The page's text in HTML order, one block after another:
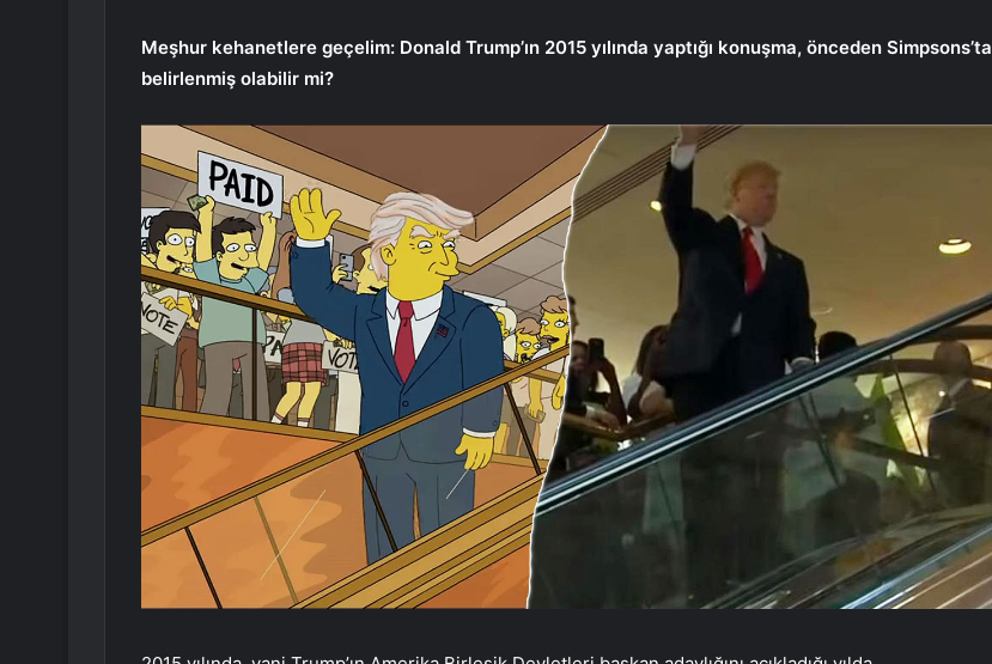
Meşhur kehanetlere geçelim: Donald Trump’ın 2015 yılında yaptığı konuşma, önceden Simpsons’ta
belirlenmiş olabilir mi?